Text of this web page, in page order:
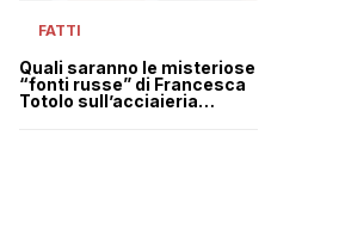
FATTI
Quali saranno le misteriose
“fonti russe” di Francesca
Totolo sull’acciaieria